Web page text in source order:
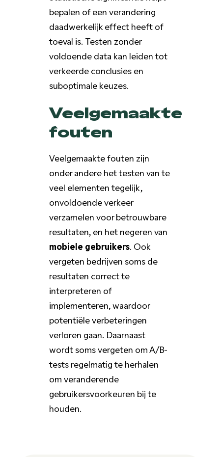
bepalen of een verandering
daadwerkelijk effect heeft of
toeval is. Testen zonder
voldoende data kan leiden tot
verkeerde conclusies en
suboptimale keuzes.
Veelgemaakte
fouten
Veelgemaakte fouten zijn
onder andere het testen van te
veel elementen tegelijk,
onvoldoende verkeer
verzamelen voor betrouwbare
resultaten, en het negeren van
mobiele gebruikers. Ook
vergeten bedrijven soms de
resultaten correct te
interpreteren of
implementeren, waardoor
potentiële verbeteringen
verloren gaan. Daarnaast
wordt soms vergeten om A/B-
tests regelmatig te herhalen
om veranderende
gebruikersvoorkeuren bij te
houden.